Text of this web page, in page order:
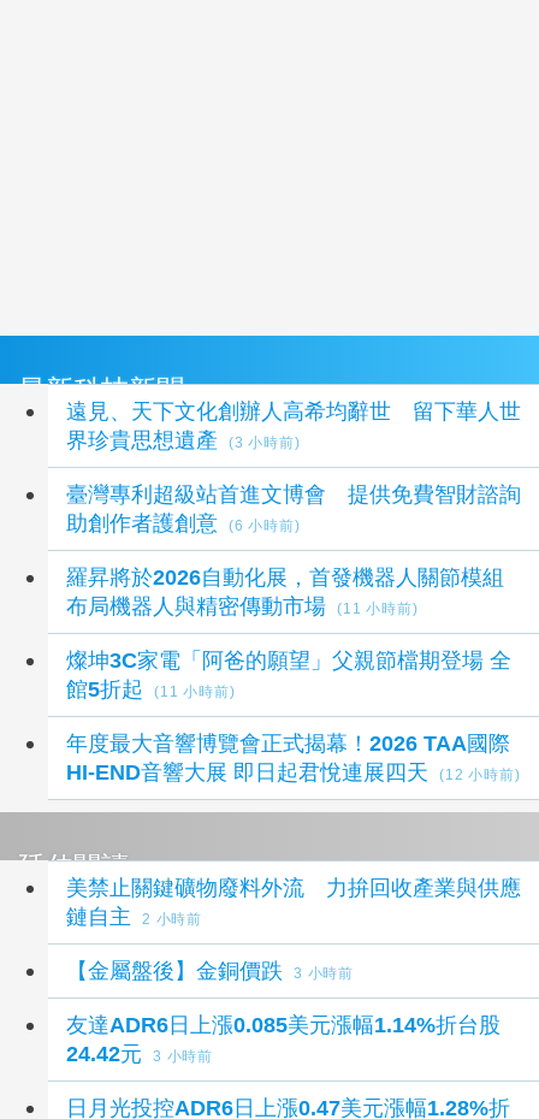
最新科技新聞
遠見、天下文化創辦人高希均辭世 留下華人世
界珍貴思想遺產
(3 小時前)
臺灣專利超級站首進文博會 提供免費智財諮詢
助創作者護創意
(6 小時前)
羅昇將於2026自動化展，首發機器人關節模組
布局機器人與精密傳動市場
(11 小時前)
燦坤3C家電「阿爸的願望」父親節檔期登場 全
館5折起
(11 小時前)
年度最大音響博覽會正式揭幕！2026 TAA國際
HI-END音響大展 即日起君悅連展四天
(12 小時前)
延伸閱讀
美禁止關鍵礦物廢料外流 力拚回收產業與供應
鏈自主
2 小時前
【金屬盤後】金銅價跌 3 小時前
友達ADR6日上漲0.085美元漲幅1.14%折台股
24.42元
3 小時前
日月光投控ADR6日上漲0.47美元漲幅1.28%折